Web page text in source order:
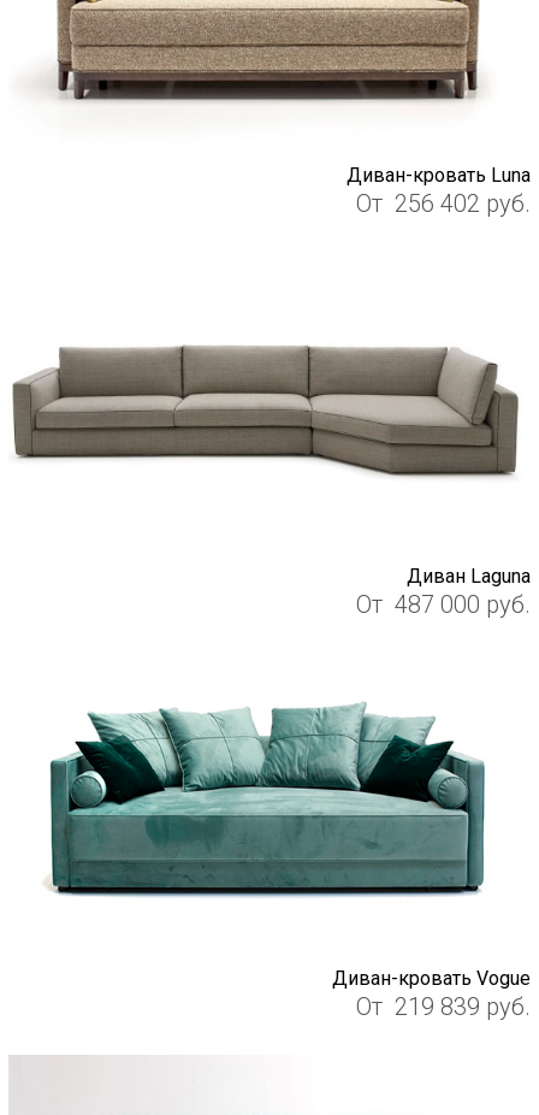
Диван-кровать Luna
От 256 402 руб.
Диван Laguna
От 487 000 руб.
Диван-кровать Vogue
От 219 839 руб.